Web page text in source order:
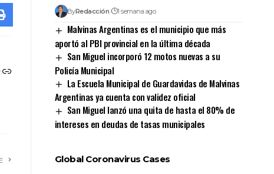
ByRedacción 1 semana ago
Malvinas Argentinas es el municipio que más
aportó al PBI provincial en la última década
San Miguel incorporó 12 motos nuevas a su
Policía Municipal
La Escuela Municipal de Guardavidas de Malvinas
Argentinas ya cuenta con validez oficial
San Miguel lanzó una quita de hasta el 80% de
intereses en deudas de tasas municipales
Global Coronavirus Cases